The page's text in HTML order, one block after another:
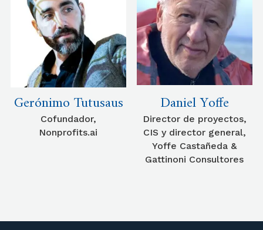
Gerónimo Tutusaus
Cofundador,
Nonprofits.ai
Daniel Yoffe
Director de proyectos,
CIS y director general,
Yoffe Castañeda &
Gattinoni Consultores